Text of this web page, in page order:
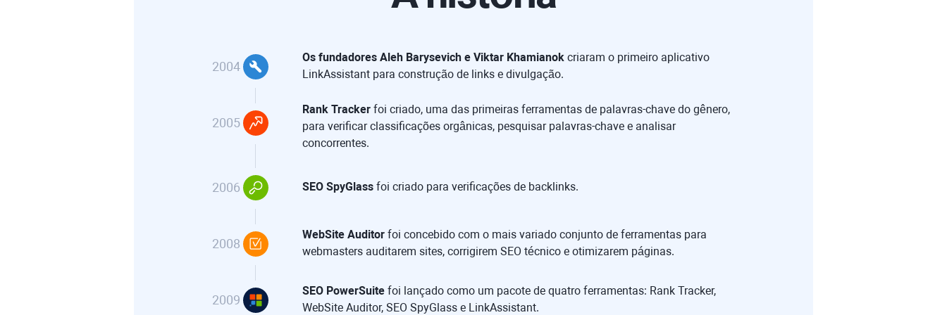
2004
Os fundadores Aleh Baryseviche Viktar Khamianokcriaram o primeiro aplicativo
LinkAssistant para construção de links e divulgação.
2005
Rank Trackerfoi criado, uma das primeiras ferramentas de palavras-chave do gênero,
para verificar classificações orgânicas, pesquisar palavras-chave e analisar
concorrentes.
2006 SEO SpyGlassfoi criado para verificações de backlinks.
2008
WebSite Auditorfoi concebido com o mais variado conjunto de ferramentas para
webmasters auditarem sites, corrigirem SEO técnico e otimizarem páginas.
2009
SEO PowerSuitefoi lançado como um pacote de quatro ferramentas: Rank Tracker,
WebSite Auditor, SEO SpyGlass e LinkAssistant.